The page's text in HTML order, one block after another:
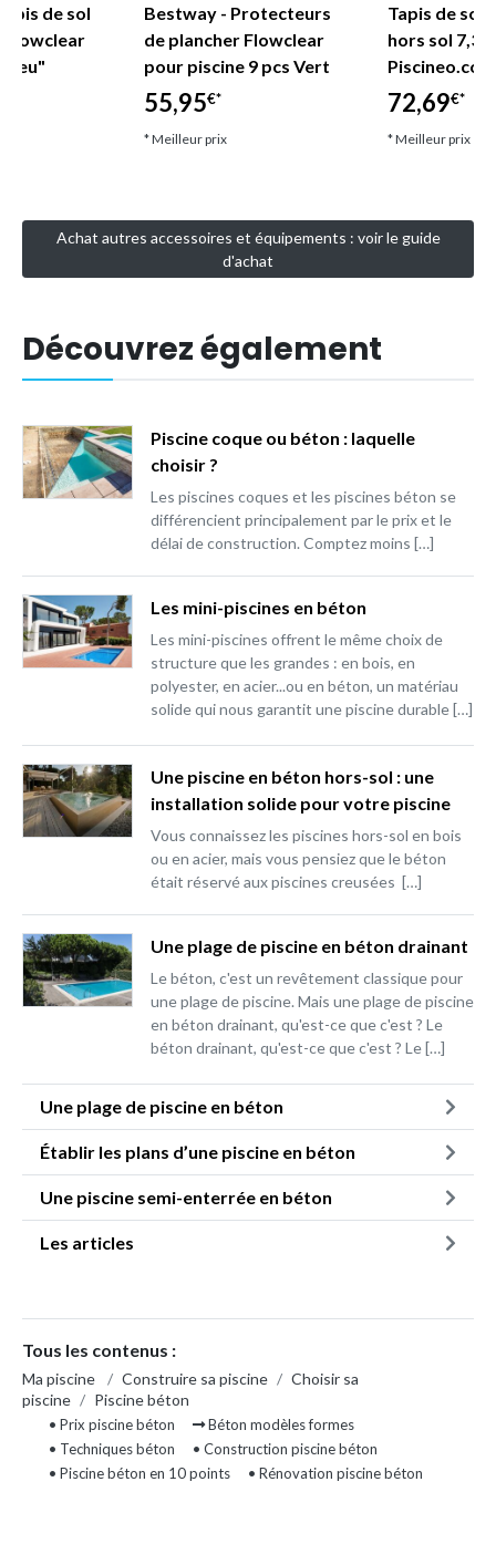
de sol
Flowclear
Bestway - Protecteurs
de plancher Flowclear
pour piscine 9 pcs Vert
55,95€*
* Meilleur prix
Tapis de sol
hors sol 7,30
Piscineo.com
72,69€*
* Meilleur prix
Achat autres accessoires et équipements : voir le guide
d'achat
Découvrez également
Piscine coque ou béton : laquelle
choisir ?
Les piscines coques et les piscines béton se
différencient principalement par le prix et le
délai de construction. Comptez moins […]
Les mini-piscines en béton
Les mini-piscines offrent le même choix de
structure que les grandes : en bois, en
polyester, en acier...ou en béton, un matériau
solide qui nous garantit une piscine durable […]
Une piscine en béton hors-sol : une
installation solide pour votre piscine
Vous connaissez les piscines hors-sol en bois
ou en acier, mais vous pensiez que le béton
était réservé aux piscines creusées […]
Une plage de piscine en béton drainant
Le béton, c'est un revêtement classique pour
une plage de piscine. Mais une plage de piscine
en béton drainant, qu'est-ce que c'est ? Le
béton drainant, qu'est-ce que c'est ? Le […]
Une plage de piscine en béton
Établir les plans d’une piscine en béton
Une piscine semi-enterrée en béton
Les articles
Tous les contenus :
Ma piscine / Construire sa piscine / Choisir sa
piscine / Piscine béton
• Prix piscine béton
Béton modèles formes
• Techniques béton
• Construction piscine béton
• Piscine béton en 10 points
• Rénovation piscine béton